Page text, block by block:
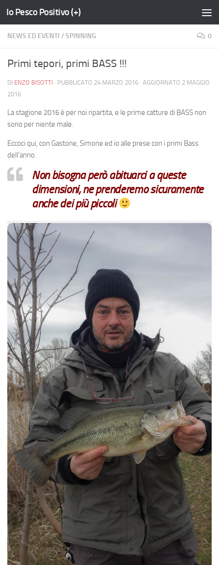
Salta al contenuto
Io Pesco Positivo (+)
NEWS ED EVENTI /SPINNING 0
Primi tepori, primi BASS !!!
DI ENZO BISOTTI · PUBBLICATO 24 MARZO 2016 · AGGIORNATO 2 MAGGIO
2016
La stagione 2016 è per noi ripartita, e le prime catture di BASS non
sono per niente male.
Eccoci qui, con Gastone, Simone ed io alle prese con i primi Bass
dell’anno.
Non bisogna però abituarci a queste
dimensioni, ne prenderemo sicuramente
anche dei più piccoli